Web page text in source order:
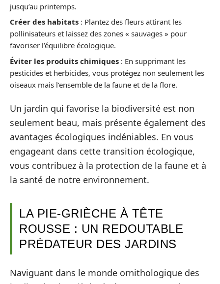
jusqu’au printemps.
Créer des habitats : Plantez des fleurs attirant les
pollinisateurs et laissez des zones « sauvages » pour
favoriser l’équilibre écologique.
Éviter les produits chimiques : En supprimant les
pesticides et herbicides, vous protégez non seulement les
oiseaux mais l’ensemble de la faune et de la flore.
Un jardin qui favorise la biodiversité est non
seulement beau, mais présente également des
avantages écologiques indéniables. En vous
engageant dans cette transition écologique,
vous contribuez à la protection de la faune et à
la santé de notre environnement.
LA PIE-GRIÈCHE À TÊTE
ROUSSE : UN REDOUTABLE
PRÉDATEUR DES JARDINS
Naviguant dans le monde ornithologique des